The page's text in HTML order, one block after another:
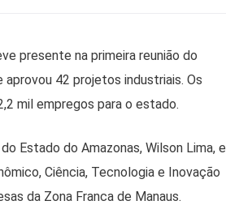
presente na primeira reunião do
42 projetos industriais. Os
mil empregos para o estado.
Estado do Amazonas, Wilson Lima, e
Ciência, Tecnologia e Inovação
da Zona Franca de Manaus.